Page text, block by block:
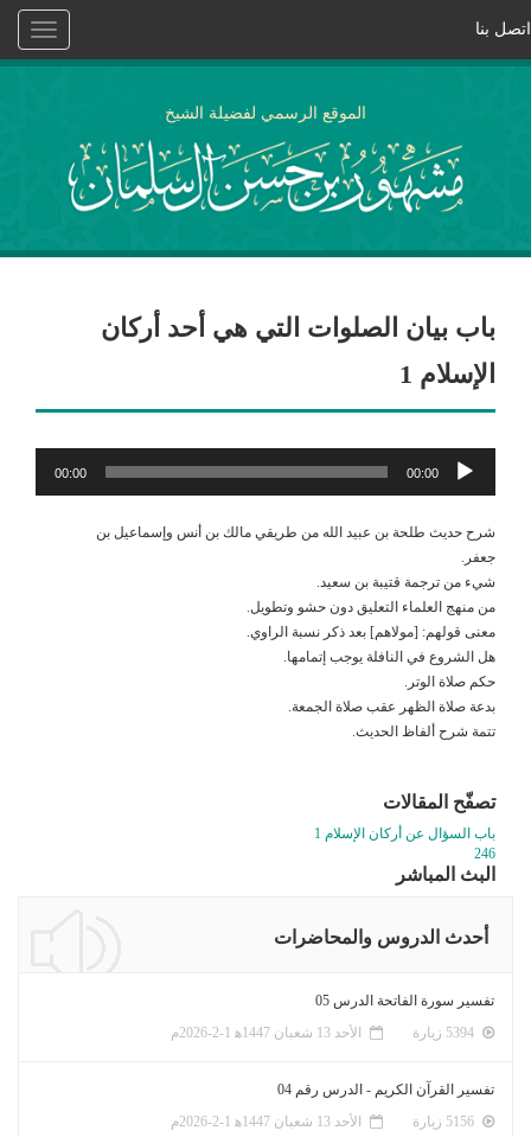
Toggle
اتصل بنا
الموقع الرسمي لفضيلة الشيخ
باب بيان الصلوات التي هي أحد أركان
الإسلام 1
مشغل
الصوت
00:00
00:00
شرح حديث طلحة بن عبيد الله من طريقي مالك بن أنس وإسماعيل بن
جعفر.
شيء من ترجمة قتيبة بن سعيد.
من منهج العلماء التعليق دون حشو وتطويل.
معنى قولهم: [مولاهم] بعد ذكر نسبة الراوي.
هل الشروع في النافلة يوجب إتمامها.
حكم صلاة الوتر.
بدعة صلاة الظهر عقب صلاة الجمعة.
تتمة شرح ألفاظ الحديث.
تصفّح المقالات
باب السؤال عن أركان الإسلام 1
246
البث المباشر
أحدث الدروس والمحاضرات
تفسير سورة الفاتحة الدرس 05
الأحد 13 شعبان 1447ﻫ 1-2-2026م
تفسير القرآن الكريم - الدرس رقم 04
الأحد 13 شعبان 1447ﻫ 1-2-2026م